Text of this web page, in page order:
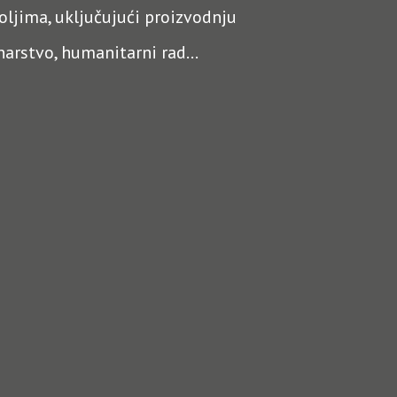
uključujući proizvodnju
humanitarni rad...